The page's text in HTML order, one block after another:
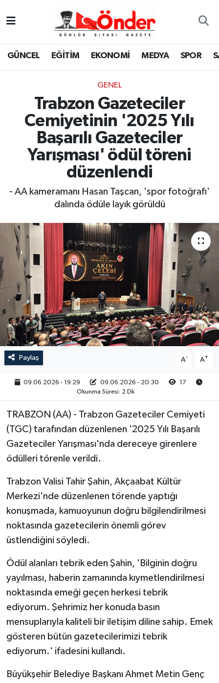
GÜNCEL EĞİTİM EKONOMİ MEDYA SPOR
GENEL
Trabzon Gazeteciler
Cemiyetinin '2025 Yılı
Başarılı Gazeteciler
Yarışması' ödül töreni
düzenlendi
- AA kameramanı Hasan Taşcan, 'spor fotoğrafı'
dalında ödüle layık görüldü
Paylaş A- A+
09.06.2026 - 19:29 09.06.2026 - 20:30
17
Okunma Süresi: 2 Dk
TRABZON (AA) - Trabzon Gazeteciler Cemiyeti
(TGC) tarafından düzenlenen '2025 Yılı Başarılı
Gazeteciler Yarışması'nda dereceye girenlere
ödülleri törenle verildi.
Trabzon Valisi Tahir Şahin, Akçaabat Kültür
Merkezi'nde düzenlenen törende yaptığı
konuşmada, kamuoyunun doğru bilgilendirilmesi
noktasında gazetecilerin önemli görev
üstlendiğini söyledi.
Ödül alanları tebrik eden Şahin, 'Bilginin doğru
yayılması, haberin zamanında kıymetlendirilmesi
noktasında emeği geçen herkesi tebrik
ediyorum. Şehrimiz her konuda basın
mensuplarıyla kaliteli bir iletişim diline sahip. Emek
gösteren bütün gazetecilerimizi tebrik
ediyorum.' ifadesini kullandı.
Büyükşehir Belediye Başkanı Ahmet Metin Genç
GÜNCEL
MEDYA
SPOR
SAĞLIK
KÜLTÜR-SANAT
RESMİ İLAN
Zonguldak Nöbetçi Eczaneler
Zonguldak Namaz Vakitleri
Zonguldak Trafik Yoğunluk Haritası
TFF 3.Lig 4.Grup Puan Durumu ve Fikstür
Tüm Manşetler
Son Dakika Haberleri